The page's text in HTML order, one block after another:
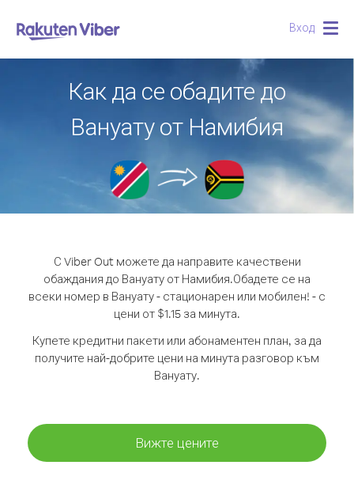
Вход
Как да се обадите до
Вануату от Намибия
С Viber Out можете да направите качествени
обаждания до Вануату от Намибия.Обадете се на
всеки номер в Вануату - стационарен или мобилен! - с
цени от $1.15 за минута.
Купете кредитни пакети или абонаментен план, за да
получите най-добрите цени на минута разговор към
Вануату.
Вижте цените